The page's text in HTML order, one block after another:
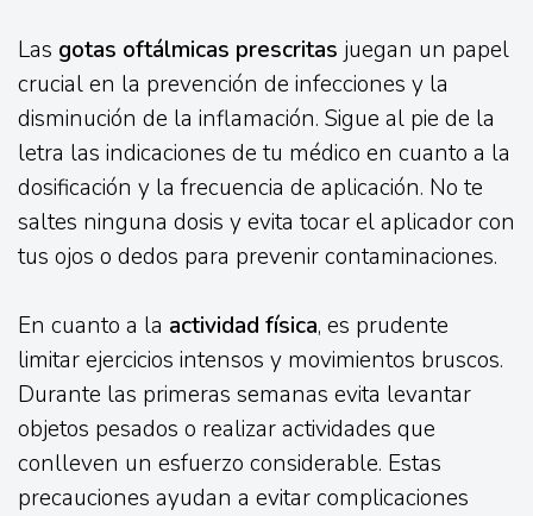
Las gotas oftálmicas prescritas juegan un papel
crucial en la prevención de infecciones y la
disminución de la inflamación. Sigue al pie de la
letra las indicaciones de tu médico en cuanto a la
dosificación y la frecuencia de aplicación. No te
saltes ninguna dosis y evita tocar el aplicador con
tus ojos o dedos para prevenir contaminaciones.
En cuanto a la actividad física, es prudente
limitar ejercicios intensos y movimientos bruscos.
Durante las primeras semanas evita levantar
objetos pesados o realizar actividades que
conlleven un esfuerzo considerable. Estas
precauciones ayudan a evitar complicaciones